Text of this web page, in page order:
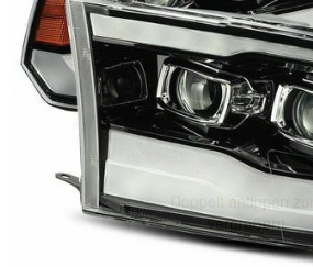
Doppelt antippen zum
vergrößern